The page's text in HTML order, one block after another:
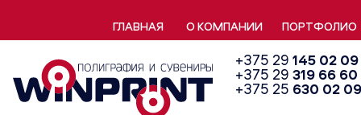
ГЛАВНАЯ О КОМПАНИИ ПОРТФОЛИО
+375 29 145 02 09
+375 29 319 66 60
+375 25 630 02 09